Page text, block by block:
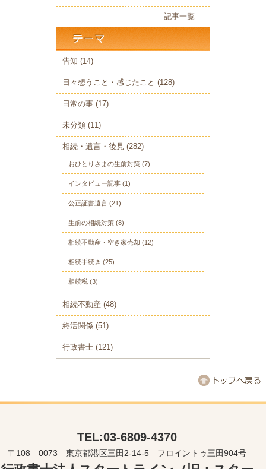
記事一覧
告知 (14)
日々想うこと・感じたこと (128)
日常の事 (17)
未分類 (11)
相続・遺言・後見 (282)
おひとりさまの生前対策 (7)
インタビュー記事 (1)
公正証書遺言 (21)
生前の相続対策 (8)
相続不動産・空き家売却 (12)
相続手続き (25)
相続税 (3)
相続不動産 (48)
終活関係 (51)
行政書士 (121)
TEL:03-6809-4370
〒108―0073 東京都港区三田2-14-5 フロイントゥ三田904号